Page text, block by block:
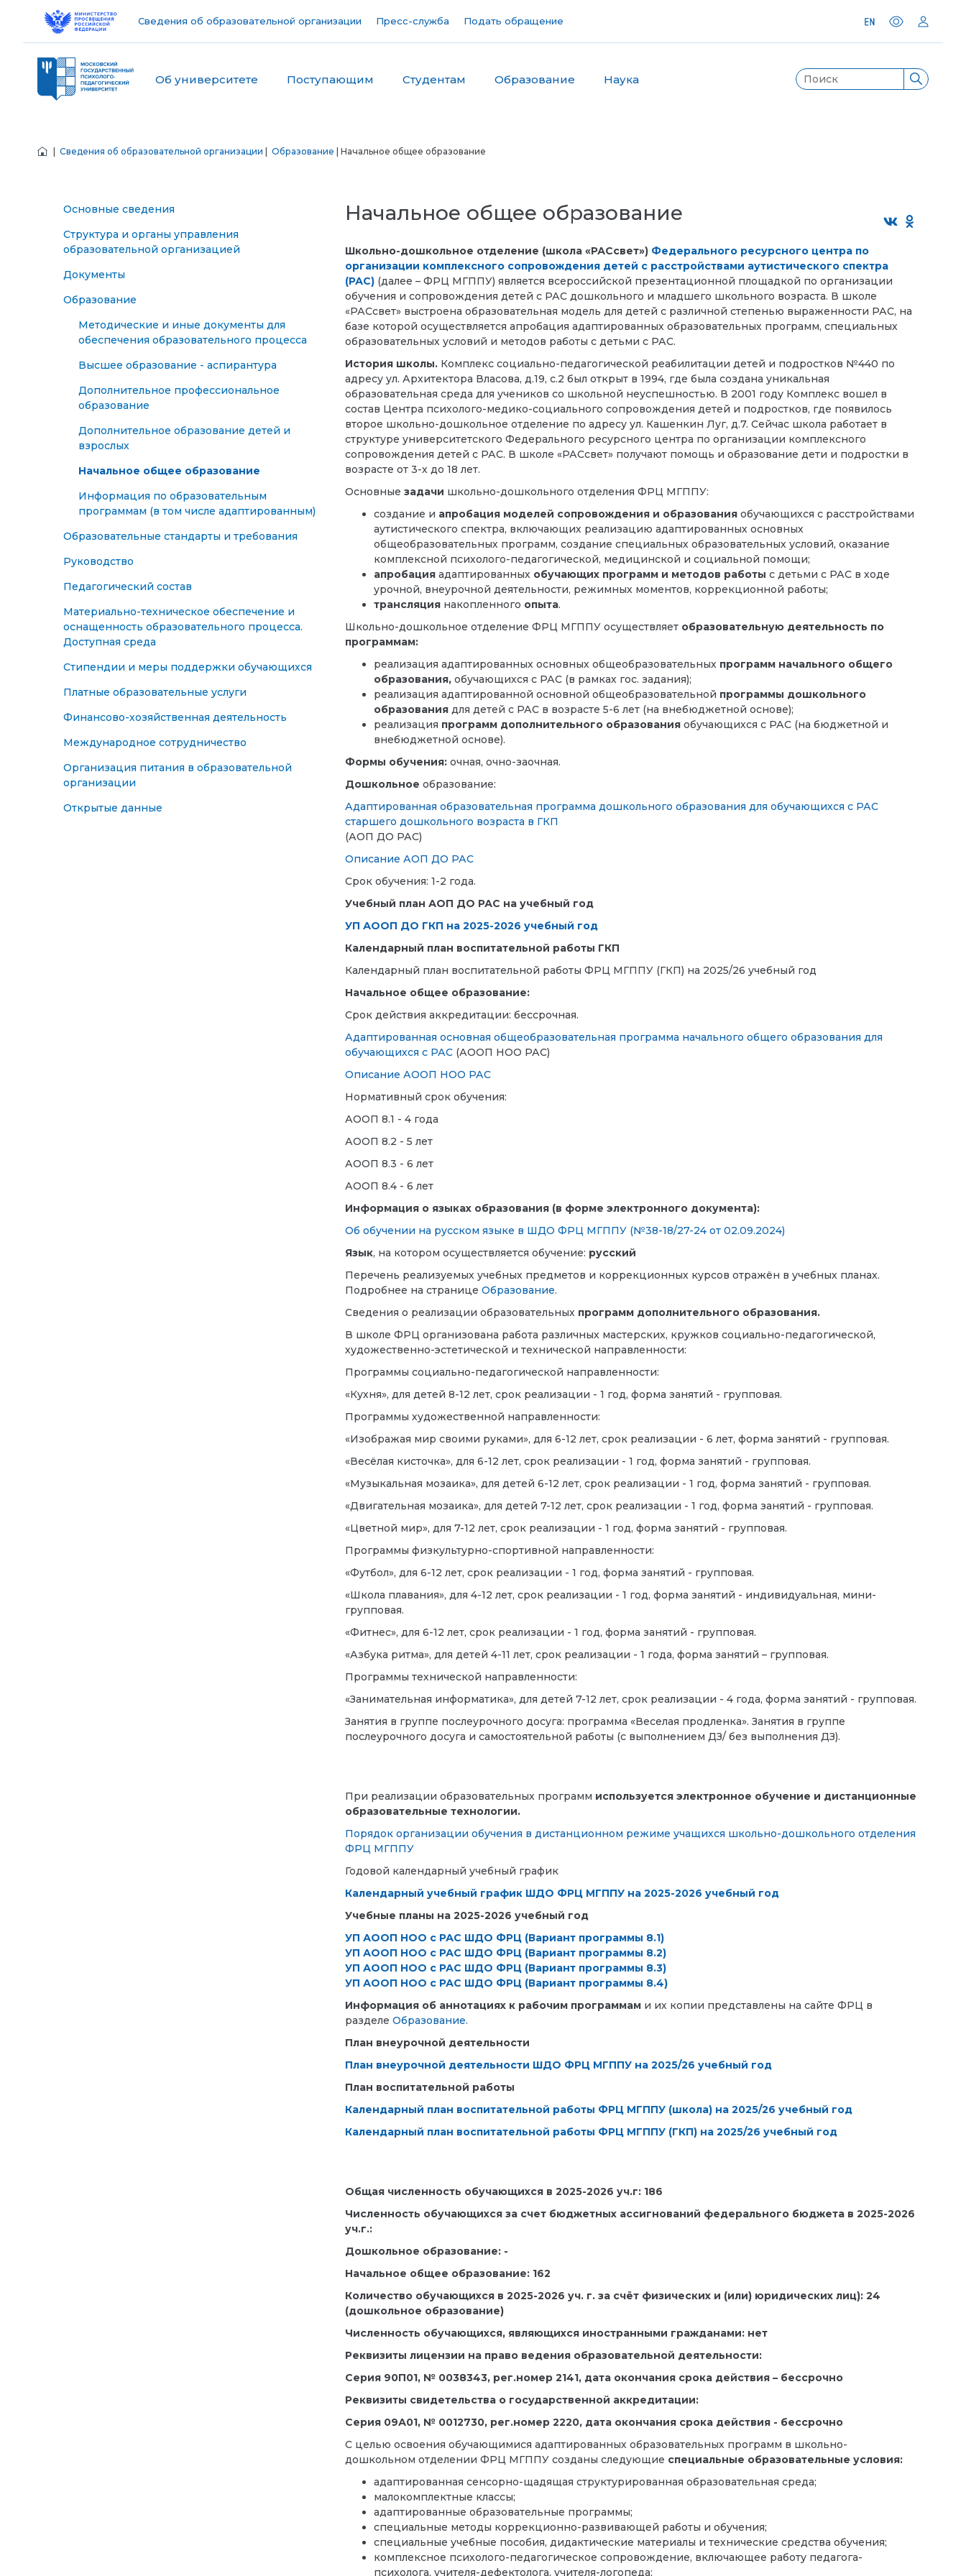
Сведения об образовательной организации Пресс-служба Подать обращение
Об университете Поступающим Студентам Образование Наука
Сведения об образовательной организации Образование | Начальное общее образование
Начальное общее образование
Школьно-дошкольное отделение (школа «РАСсвет») Федерального ресурсного центра по
организации комплексного сопровождения детей с расстройствами аутистического спектра
(РАС) (далее – ФРЦ МГППУ) является всероссийской презентационной площадкой по организации
обучения и сопровождения детей с РАС дошкольного и младшего школьного возраста. В школе
«РАСсвет» выстроена образовательная модель для детей с различной степенью выраженности РАС, на
базе которой осуществляется апробация адаптированных образовательных программ, специальных
образовательных условий и методов работы с детьми с РАС.
История школы. Комплекс социально-педагогической реабилитации детей и подростков №440 по
адресу ул. Архитектора Власова, д.19, с.2 был открыт в 1994, где была создана уникальная
образовательная среда для учеников со школьной неуспешностью. В 2001 году Комплекс вошел в
состав Центра психолого-медико-социального сопровождения детей и подростков, где появилось
второе школьно-дошкольное отделение по адресу ул. Кашенкин Луг, д.7. Сейчас школа работает в
структуре университетского Федерального ресурсного центра по организации комплексного
сопровождения детей с РАС. В школе «РАСсвет» получают помощь и образование дети и подростки в
возрасте от 3-х до 18 лет.
Основныезадачи школьно-дошкольного отделения ФРЦ МГППУ:
создание и апробация моделей сопровождения и образованияобучающихся с расстройствами
аутистического спектра, включающих реализацию адаптированных основных
общеобразовательных программ, создание специальных образовательных условий, оказание
комплексной психолого-педагогической, медицинской и социальной помощи;
апробацияадаптированных обучающих программ и методов работы с детьми с РАС в ходе
урочной, внеурочной деятельности, режимных моментов, коррекционной работы;
трансляция накопленного опыта.
Школьно-дошкольное отделение ФРЦ МГППУ осуществляет образовательную деятельность по
программам:
реализация адаптированных основных общеобразовательных программ начального общего
образования, обучающихся с РАС (в рамках гос. задания);
реализация адаптированной основной общеобразовательной программы дошкольного
образования для детей с РАС в возрасте 5-6 лет (на внебюджетной основе);
реализация программ дополнительного образования обучающихся с РАС (на бюджетной и
внебюджетной основе).
Формы обучения: очная, очно-заочная.
Дошкольное образование:
Адаптированная образовательная программа дошкольного образования для обучающихся с РАС
старшего дошкольного возраста в ГКП
(АОП ДО РАС)
Описание АОП ДО РАС
Срок обучения: 1-2 года.
Учебный план АОП ДО РАС на учебный год
УП АООП ДО ГКП на 2025-2026 учебный год
Календарный план воспитательной работы ГКП
Календарный план воспитательной работы ФРЦ МГППУ (ГКП) на 2025/26 учебный год
Начальное общее образование:
Срок действия аккредитации: бессрочная.
Адаптированная основная общеобразовательная программа начального общего образования для
обучающихся с РАС (АООП НОО РАС)
Описание АООП НОО РАС
Нормативный срок обучения:
АООП 8.1 - 4 года
АООП 8.2 - 5 лет
АООП 8.3 - 6 лет
АООП 8.4 - 6 лет
Информация о языках образования (в форме электронного документа):
Об обучении на русском языке в ШДО ФРЦ МГППУ (№38-18/27-24 от 02.09.2024)
Язык, на котором осуществляется обучение: русский
Перечень реализуемых учебных предметов и коррекционных курсов отражён в учебных планах.
Подробнее на страницеОбразование.
Сведения о реализации образовательных программ дополнительного образования.
В школе ФРЦ организована работа различных мастерских, кружков социально-педагогической,
художественно-эстетической и технической направленности:
Программы социально-педагогической направленности:
«Кухня», для детей 8-12 лет, срок реализации - 1 год, форма занятий - групповая.
Программы художественной направленности:
«Изображая мир своими руками», для 6-12 лет, срок реализации - 6 лет, форма занятий - групповая.
«Весёлая кисточка», для 6-12 лет, срок реализации - 1 год, форма занятий - групповая.
«Музыкальная мозаика», для детей 6-12 лет, срок реализации - 1 год, форма занятий - групповая.
«Двигательная мозаика», для детей 7-12 лет, срок реализации - 1 год, форма занятий - групповая.
«Цветной мир», для 7-12 лет, срок реализации - 1 год, форма занятий - групповая.
Программы физкультурно-спортивной направленности:
«Футбол», для 6-12 лет, срок реализации - 1 год, форма занятий - групповая.
«Школа плавания», для 4-12 лет, срок реализации - 1 год, форма занятий - индивидуальная, мини-
групповая.
«Фитнес», для 6-12 лет, срок реализации - 1 год, форма занятий - групповая.
«Азбука ритма», для детей 4-11 лет, срок реализации - 1 года, форма занятий – групповая.
Программы технической направленности:
«Занимательная информатика», для детей 7-12 лет, срок реализации - 4 года, форма занятий - групповая.
Занятия в группе послеурочного досуга: программа «Веселая продленка». Занятия в группе
послеурочного досуга и самостоятельной работы (с выполнением ДЗ/ без выполнения ДЗ).
При реализации образовательных программ используется электронное обучение и дистанционные
образовательные технологии.
Порядок организации обучения в дистанционном режиме учащихся школьно-дошкольного отделения
ФРЦ МГППУ
Годовой календарный учебный график
Календарный учебный график ШДО ФРЦ МГППУ на 2025-2026 учебный год
Учебные планы на 2025-2026 учебный год
УП АООП НОО с РАС ШДО ФРЦ (Вариант программы 8.1)
УП АООП НОО с РАС ШДО ФРЦ (Вариант программы 8.2)
УП АООП НОО с РАС ШДО ФРЦ (Вариант программы 8.3)
УП АООП НОО с РАС ШДО ФРЦ (Вариант программы 8.4)
Информация об аннотациях к рабочим программам и их копии представлены на сайте ФРЦ в
разделеОбразование.
План внеурочной деятельности
План внеурочной деятельности ШДО ФРЦ МГППУ на 2025/26 учебный год
План воспитательной работы
Календарный план воспитательной работы ФРЦ МГППУ (школа) на 2025/26 учебный год
Календарный план воспитательной работы ФРЦ МГППУ (ГКП) на 2025/26 учебный год
Общая численность обучающихся в 2025-2026 уч.г: 186
Численность обучающихся за счет бюджетных ассигнований федерального бюджета в 2025-2026
уч.г.:
Дошкольное образование: -
Начальное общее образование: 162
Количество обучающихся в 2025-2026 уч. г. за счёт физических и (или) юридических лиц): 24
(дошкольное образование)
Численность обучающихся, являющихся иностранными гражданами: нет
Реквизиты лицензии на право ведения образовательной деятельности:
Серия 90П01, № 0038343, рег.номер 2141, дата окончания срока действия – бессрочно
Реквизиты свидетельства о государственной аккредитации:
Серия 09А01, № 0012730, рег.номер 2220, дата окончания срока действия - бессрочно
С целью освоения обучающимися адаптированных образовательных программ в школьно-
дошкольном отделении ФРЦ МГППУ созданы следующие специальные образовательные условия:
адаптированная сенсорно-щадящая структурированная образовательная среда;
малокомплектные классы;
адаптированные образовательные программы;
специальные методы коррекционно-развивающей работы и обучения;
специальные учебные пособия, дидактические материалы и технические средства обучения;
комплексное психолого-педагогическое сопровождение, включающее работу педагога-
психолога, учителя-дефектолога, учителя-логопеда;
Основные сведения
Структура и органы управления
образовательной организацией
Документы
Образование
Методические и иные документы для
обеспечения образовательного процесса
Высшее образование - аспирантура
Дополнительное профессиональное
образование
Дополнительное образование детей и
взрослых
Начальное общее образование
Информация по образовательным
программам (в том числе адаптированным)
Образовательные стандарты и требования
Руководство
Педагогический состав
Материально-техническое обеспечение и
оснащенность образовательного процесса.
Доступная среда
Стипендии и меры поддержки обучающихся
Платные образовательные услуги
Финансово-хозяйственная деятельность
Международное сотрудничество
Организация питания в образовательной
организации
Открытые данные